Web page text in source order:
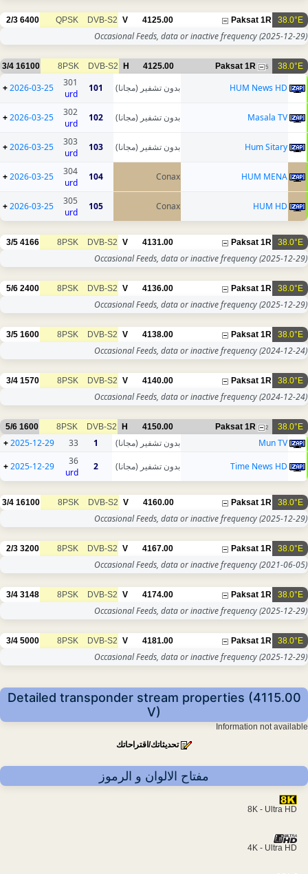
38.0°E
Paksat 1R
4125.00
V
DVB-S2
QPSK
6400
2/3
Occasional Feeds, data or inactive frequency(2025-12-29)
38.0°E
Paksat 1R 5
4125.00
H
DVB-S2
8PSK
16100
3/4
HUM News HD بدون تشفير (مجانا) 101
301
urd
2026-03-25
+
Masala TV بدون تشفير (مجانا) 102
302
urd
2026-03-25
+
Hum Sitary بدون تشفير (مجانا) 103
303
urd
2026-03-25
+
HUM MENA
Conax
104
304
urd
2026-03-25
+
HUM HD
Conax
105
305
urd
2026-03-25
+
38.0°E
Paksat 1R
4131.00
V
DVB-S2
8PSK
4166
3/5
Occasional Feeds, data or inactive frequency(2025-12-29)
38.0°E
Paksat 1R
4136.00
V
DVB-S2
8PSK
2400
5/6
Occasional Feeds, data or inactive frequency(2025-12-29)
38.0°E
Paksat 1R
4138.00
V
DVB-S2
8PSK
1600
3/5
Occasional Feeds, data or inactive frequency(2024-12-24)
38.0°E
Paksat 1R
4140.00
V
DVB-S2
8PSK
1570
3/4
Occasional Feeds, data or inactive frequency(2024-12-24)
38.0°E
Paksat 1R 2
4150.00
H
DVB-S2
8PSK
1600
5/6
Mun TV بدون تشفير (مجانا) 1
33
2025-12-29
+
Time News HD
بدون تشفير (مجانا) 2
36
urd
2025-12-29
+
38.0°E
Paksat 1R
4160.00
V
DVB-S2
8PSK
16100
3/4
Occasional Feeds, data or inactive frequency(2025-12-29)
38.0°E
Paksat 1R
4167.00
V
DVB-S2
8PSK
3200
2/3
Occasional Feeds, data or inactive frequency(2021-06-05)
38.0°E
Paksat 1R
4174.00
V
DVB-S2
8PSK
3148
3/4
Occasional Feeds, data or inactive frequency(2025-12-29)
38.0°E
Paksat 1R
4181.00
V
DVB-S2
8PSK
5000
3/4
Occasional Feeds, data or inactive frequency(2025-12-29)
Detailed transponder stream properties (4115.00
V)
Information not available
تحديثاتك/اقتراحاتك
مفتاح الالوان و الرموز
8K - Ultra HD
4K - Ultra HD